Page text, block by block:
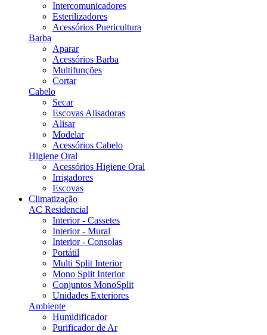
Intercomunicadores
Esterilizadores
Acessórios Puericultura
Barba
Aparar
Acessórios Barba
Multifunções
Cortar
Cabelo
Secar
Escovas Alisadoras
Alisar
Modelar
Acessórios Cabelo
Higiene Oral
Acessórios Higiene Oral
Irrigadores
Escovas
Climatização
AC Residencial
Interior - Cassetes
Interior - Mural
Interior - Consolas
Portátil
Multi Split Interior
Mono Split Interior
Conjuntos MonoSplit
Unidades Exteriores
Ambiente
Humidificador
Purificador de Ar